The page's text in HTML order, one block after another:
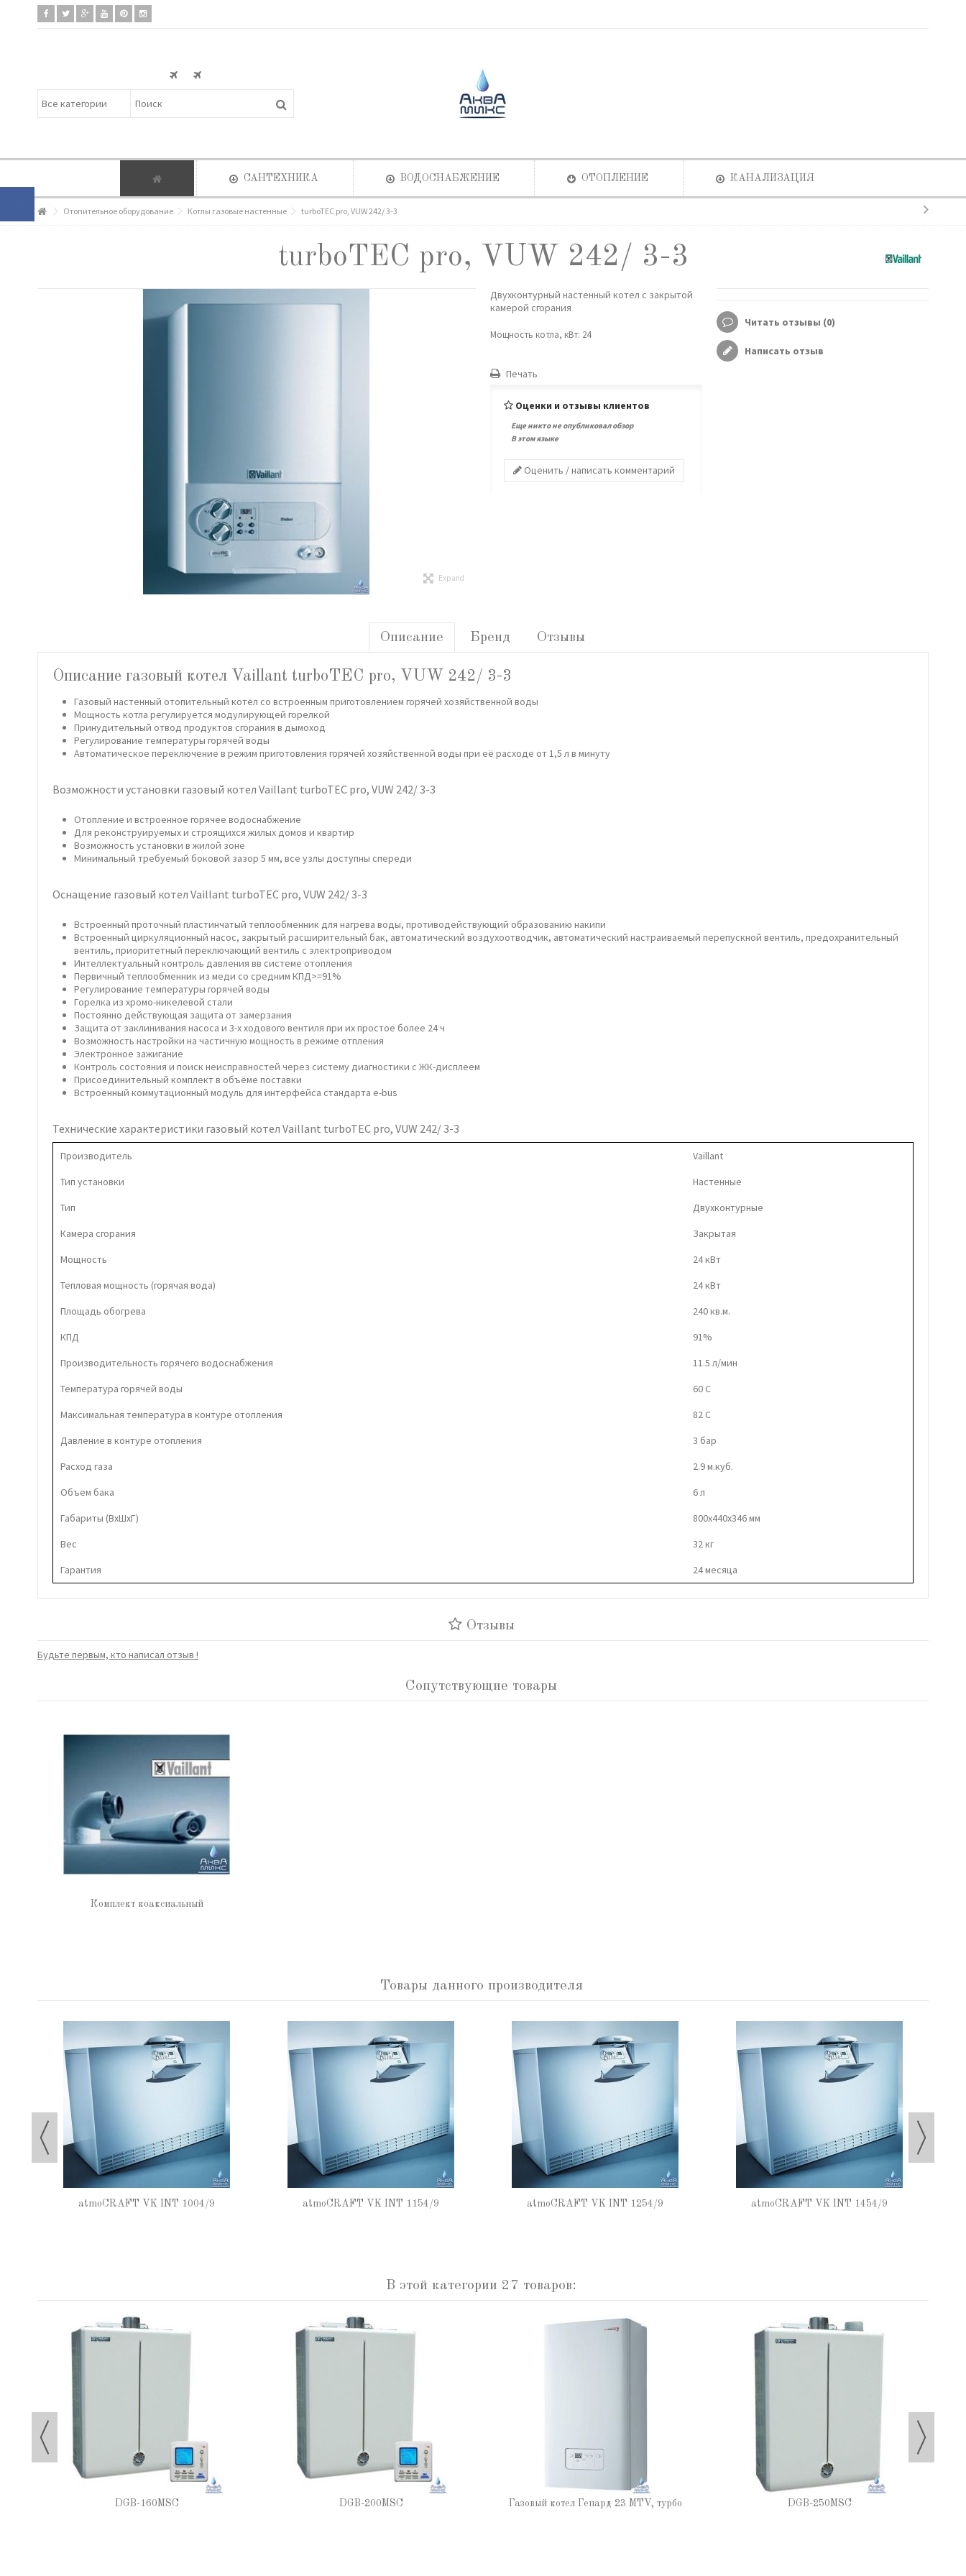
САНТЕХНИКА ВОДОСНАБЖЕНИЕ ОТОПЛЕНИЕ КАНАЛИЗАЦИЯ
Отопительное оборудование Котлы газовые настенные turboTEC pro, VUW 242/ 3-3
turboTEC pro, VUW 242/ 3-3
Expand
Двухконтурный настенный котел с закрытой
камерой сгорания
Мощность котла, кВт: 24
Печать
Оценки и отзывы клиентов
Еще никто не опубликовал обзор
В этом языке
Оценить / написать комментарий
Читать отзывы (0)
Написать отзыв
Описание Бренд Отзывы
Описание газовый котел Vaillant turboTEC pro, VUW 242/ 3-3
Газовый настенный отопительный котёл со встроенным приготовлением горячей хозяйственной воды
Мощность котла регулируется модулирующей горелкой
Принудительный отвод продуктов сгорания в дымоход
Регулирование температуры горячей воды
Автоматическое переключение в режим приготовления горячей хозяйственной воды при её расходе от 1,5 л в минуту
Возможности установки газовый котел Vaillant turboTEC pro, VUW 242/ 3-3
Отопление и встроенное горячее водоснабжение
Для реконструируемых и строящихся жилых домов и квартир
Возможность установки в жилой зоне
Минимальный требуемый боковой зазор 5 мм, все узлы доступны спереди
Оснащение газовый котел Vaillant turboTEC pro, VUW 242/ 3-3
Встроенный проточный пластинчатый теплообменник для нагрева воды, противодействующий образованию накипи
Встроенный циркуляционный насос, закрытый расширительный бак, автоматический воздухоотводчик, автоматический настраиваемый перепускной вентиль, предохранительный
вентиль, приоритетный переключающий вентиль с электроприводом
Интеллектуальный контроль давления вв системе отопления
Первичный теплообменник из меди со средним КПД>=91%
Pегулирование температуры горячей воды
Горелка из хромо-никелевой стали
Постоянно действующая защита от замерзания
Защита от заклинивания насоса и 3-х ходового вентиля при их простое более 24 ч
Возможность настройки на частичную мощность в режиме отпления
Электронное зажигание
Контроль состояния и поиск неисправностей через систему диагностики с ЖК-дисплеем
Присоединительный комплект в объёме поставки
Встроенный коммутационный модуль для интерфейса стандарта e-bus
Технические характеристики газовый котел Vaillant turboTEC pro, VUW 242/ 3-3
Производитель
Vaillant
Тип установки
Настенные
Тип
Двухконтурные
Камера сгорания
Закрытая
Мощность
24 кВт
Тепловая мощность (горячая вода)
24 кВт
Площадь обогрева
240 кв.м.
КПД
91%
Производительность горячего водоснабжения
11.5 л/мин
Температура горячей воды
60 C
Максимальная температура в контуре отопления
82 C
Давление в контуре отопления
3 бар
Расход газа
2.9 м.куб.
Объем бака
6 л
Габариты (ВхШхГ)
800x440x346 мм
Вес
32 кг
Гарантия
24 месяца
Отзывы
Будьте первым, кто написал отзыв !
Сопутствующие товары
Комплект коаксиальный
Товары данного производителя
atmoCRAFT VK INT 1004/9 atmoCRAFT VK INT 1154/9 atmoCRAFT VK INT 1254/9 atmoCRAFT VK INT 1454/9
В этой категории 27 товаров:
DGB-160MSC DGB-200MSC Газовый котел Гепард 23 МTV, турбо DGB-250MSC